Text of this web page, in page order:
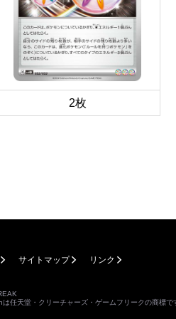
2枚
サイトマップ リンク
任天堂・クリーチャーズ・ゲームフリークの商標で